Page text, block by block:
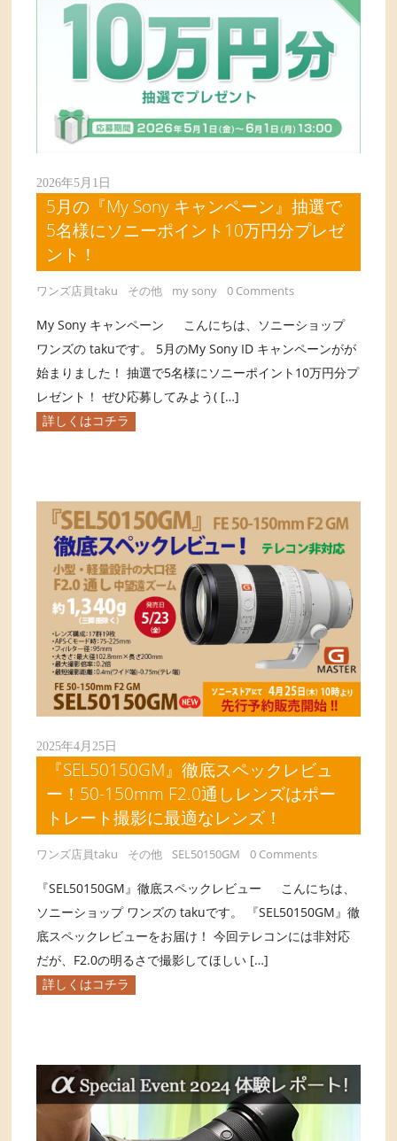
2026年5月1日
5月の『My Sony キャンペーン』抽選で
5名様にソニーポイント10万円分プレゼ
ント！
ワンズ店員taku その他 my sony 0 Comments
My Sony キャンペーン こんにちは、ソニーショップ
ワンズの takuです。 5月のMy Sony ID キャンペーンがが
始まりました！ 抽選で5名様にソニーポイント10万円分プ
レゼント！ ぜひ応募してみよう( […]
詳しくはコチラ
2025年4月25日
『SEL50150GM』徹底スペックレビュ
ー！50-150mm F2.0通しレンズはポー
トレート撮影に最適なレンズ！
ワンズ店員taku その他 SEL50150GM 0 Comments
『SEL50150GM』徹底スペックレビュー こんにちは、
ソニーショップ ワンズの takuです。 『SEL50150GM』徹
底スペックレビューをお届け！ 今回テレコンには非対応
だが、F2.0の明るさで撮影してほしい […]
詳しくはコチラ